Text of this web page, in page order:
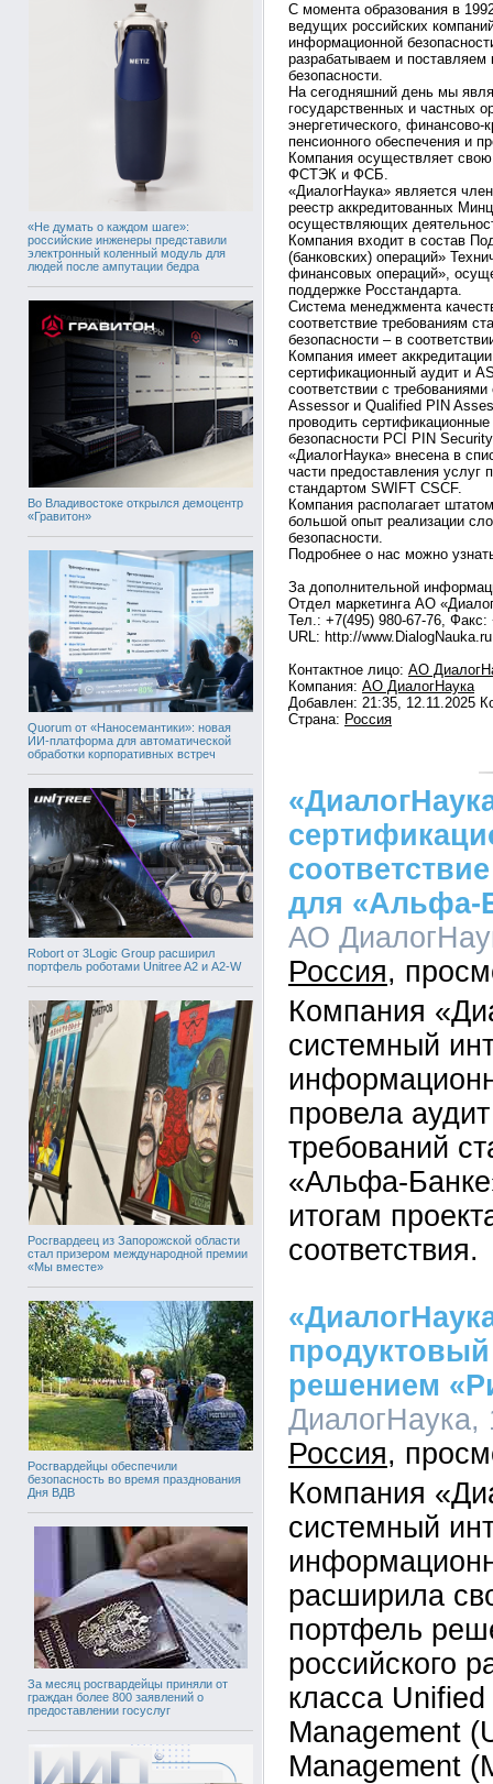
«Не думать о каждом шаге»:
российские инженеры представили
электронный коленный модуль для
людей после ампутации бедра
Во Владивостоке открылся демоцентр
«Гравитон»
Quorum от «Наносемантики»: новая
ИИ-платформа для автоматической
обработки корпоративных встреч
Robort от 3Logic Group расширил
портфель роботами Unitree A2 и A2-W
Росгвардеец из Запорожской области
стал призером международной премии
«Мы вместе»
Росгвардейцы обеспечили
безопасность во время празднования
Дня ВДВ
За месяц росгвардейцы приняли от
граждан более 800 заявлений о
предоставлении госуслуг
С момента образования в
ведущих российских
информационной
разрабатываем и
безопасности.
На сегодняшний день мы
государственных и частных
энергетического, финансово-
пенсионного обеспечения и
Компания осуществляет
ФСТЭК и ФСБ.
«ДиалогНаука» является
реестр аккредитованных
осуществляющих
Компания входит в состав
(банковских) операций»
финансовых операций»,
поддержке Росстандарта.
Система менеджмента
соответствие требованиям
безопасности – в
Компания имеет
сертификационный аудит и
соответствии с
Assessor и Qualified PIN
проводить
безопасности PCI PIN
«ДиалогНаука» внесена в
части предоставления услуг
стандартом SWIFT CSCF.
Компания располагает
большой опыт реализации
безопасности.
Подробнее о нас можно
За дополнительной
Отдел маркетинга АО
Тел.: +7(495) 980-67-76, Факс:
URL: http://
Контактное лицо: АО
Компания: АО ДиалогНаука
Добавлен: 21:35, 12.11.2025
Страна: Россия
для «Альфа-
АО
Россия
Компания
системный
провела
требований
«Альфа-
итогам
соответствия.
решением
ДиалогНаука,
Россия
Компания
системный
расширила
портфель
российского
класса
Management
Management